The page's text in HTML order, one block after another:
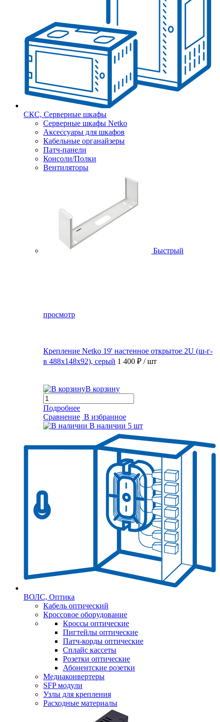
СКС, Серверные шкафы
Серверные шкафы Netko
Аксессуары для шкафов
Кабельные органайзеры
Патч-панели
Консоли/Полки
Вентиляторы
Быстрый
просмотр
Крепление Netko 19' настенное открытое 2U (ш-г-
в 488х148х92), серый 1 400 ₽ / шт
В корзину
Подробнее
Сравнение В избранное
В наличии 5 шт
ВОЛС, Оптика
Кабель оптический
Кроссовое оборудование
Кроссы оптические
Пигтейлы оптические
Патч-корды оптические
Сплайс кассеты
Розетки оптические
Абонентские розетки
Медиаконвертеры
SFP модули
Узлы для крепления
Расходные материалы